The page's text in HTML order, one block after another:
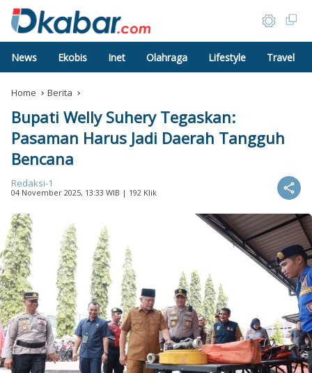
News Ekobis Inet Olahraga Lifestyle Travel
Home Berita
Bupati Welly Suhery Tegaskan:
Pasaman Harus Jadi Daerah Tangguh
Bencana
Redaksi-1
04 November 2025, 13:33 WIB | 192 Klik